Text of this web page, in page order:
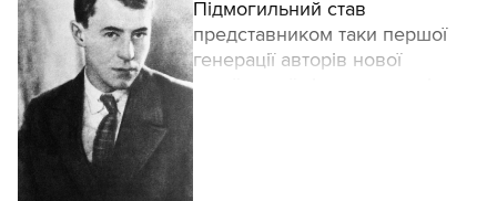
Підмогильний став
представником таки першої
генерації авторів нової